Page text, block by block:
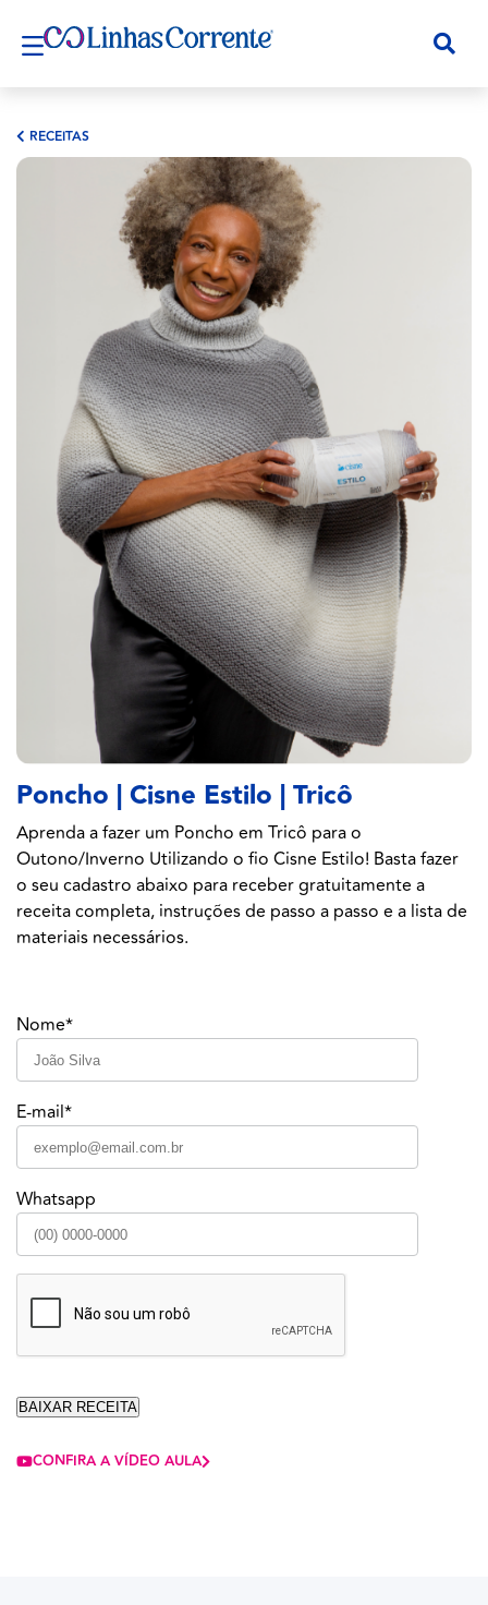
RECEITAS
Poncho | Cisne Estilo | Tricô
Aprenda a fazer um Poncho em Tricô para o
Outono/Inverno Utilizando o fio Cisne Estilo! Basta fazer
o seu cadastro abaixo para receber gratuitamente a
receita completa, instruções de passo a passo e a lista de
materiais necessários.
Nome*
E-mail*
Whatsapp
CONFIRA A VÍDEO AULA